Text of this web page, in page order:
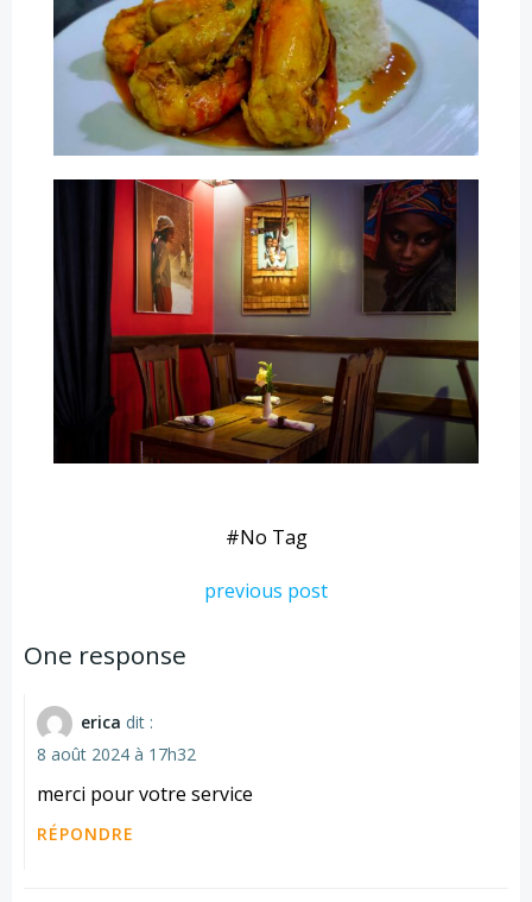
#No Tag
previous post
One response
erica dit :
8 août 2024 à 17h32
merci pour votre service
RÉPONDRE